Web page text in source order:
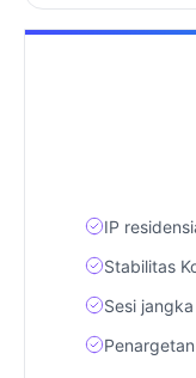
IP
Stabilitas
Sesi